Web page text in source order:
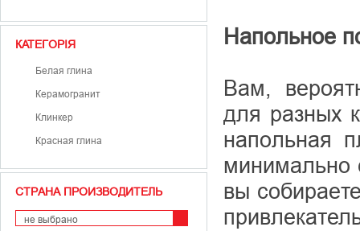
КАТЕГОРІЯ
Белая глина
Керамогранит
Клинкер
Красная глина
СТРАНА ПРОИЗВОДИТЕЛЬ
не выбрано
Напольное
Вам,
для разных
напольная
минимально
вы